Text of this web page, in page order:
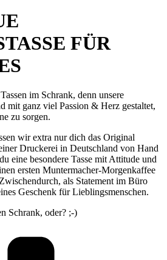
FÜR
im Schrank, denn unsere
mit ganz viel Passion & Herz gestaltet,
zu sorgen.
wir extra nur dich das Original
Druckerei in Deutschland von Hand
eine besondere Tasse mit Attitude und
ersten Muntermacher-Morgenkaffee
als Statement im Büro
Geschenk für Lieblingsmenschen.
Schrank, oder? ;-)